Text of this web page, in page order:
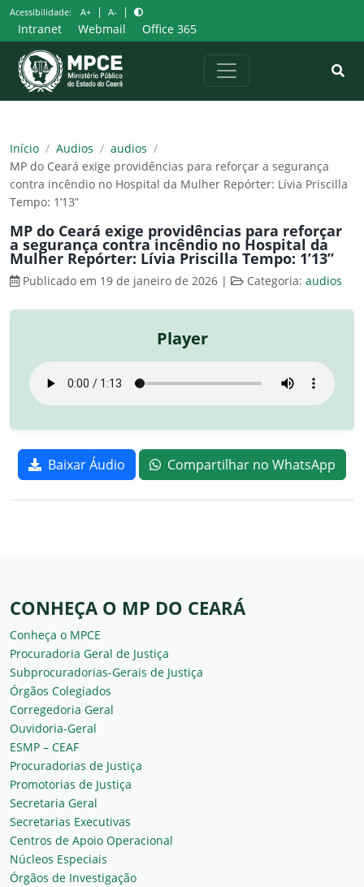
Pular
para
o
conteúdo
Acessibilidade: A+ | A- |
Intranet Webmail Office 365
Início / Audios / audios /
MP do Ceará exige providências para reforçar a segurança
contra incêndio no Hospital da Mulher Repórter: Lívia Priscilla
Tempo: 1’13”
MP do Ceará exige providências para reforçar
a segurança contra incêndio no Hospital da
Mulher Repórter: Lívia Priscilla Tempo: 1’13”
Publicado em 19 de janeiro de 2026 | Categoria: audios
Player
Baixar Áudio Compartilhar no WhatsApp
CONHEÇA O MP DO CEARÁ
Conheça o MPCE
Procuradoria Geral de Justiça
Subprocuradorias-Gerais de Justiça
Órgãos Colegiados
Corregedoria Geral
Ouvidoria-Geral
ESMP – CEAF
Procuradorias de Justiça
Promotorias de Justiça
Secretaria Geral
Secretarias Executivas
Centros de Apoio Operacional
Núcleos Especiais
Órgãos de Investigação